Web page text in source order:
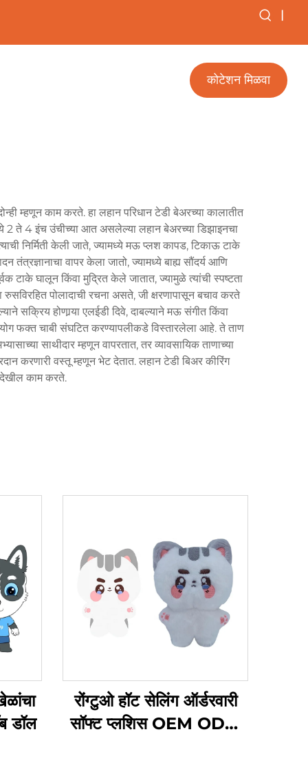
|
कोटेशन मिळवा
म्हणून काम करते. हा लहान परिधान टेडी बेअरच्या कालातीत
2 ते 4 इंच उंचीच्या आत असलेल्या लहान बेअरच्या डिझाइनचा
निर्मिती केली जाते, ज्यामध्ये मऊ प्लश कापड, टिकाऊ टाके
वापर केला जातो, ज्यामध्ये बाह्य सौंदर्य आणि
टाके घालून किंवा मुद्रित केले जातात, ज्यामुळे त्यांची स्पष्टता
पोलादाची रचना असते, जी क्षरणापासून बचाव करते
सक्रिय होणार्‍या एलईडी दिवे, दाबल्याने मऊ संगीत किंवा
फक्त चाबी संघटित करण्यापलीकडे विस्तारलेला आहे. ते ताण
साथीदार म्हणून वापरतात, तर व्यावसायिक ताणाच्या
करणारी वस्तू म्हणून भेट देतात. लहान टेडी बिअर कीरिंग
देखील काम करते.
डॉल
रोंग्टुओ हॉट सेलिंग ऑर्डरवारी
सॉफ्ट प्लशिस OEM ODM